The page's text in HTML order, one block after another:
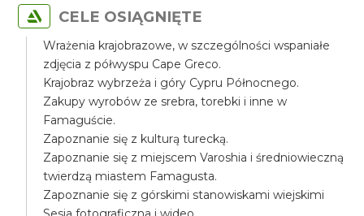
CELE OSIĄGNIĘTE
Wrażenia krajobrazowe, w szczególności wspaniałe
zdjęcia z półwyspu Cape Greco.
Krajobraz wybrzeża i góry Cypru Północnego.
Zakupy wyrobów ze srebra, torebki i inne w
Famaguście.
Zapoznanie się z kulturą turecką.
Zapoznanie się z miejscem Varoshia i średniowieczną
twierdzą miastem Famagusta.
Zapoznanie się z górskimi stanowiskami wiejskimi